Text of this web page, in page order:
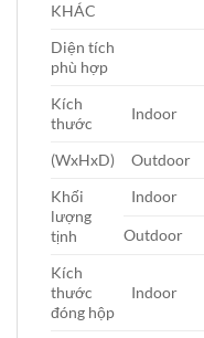
KHÁC
Diện tích
phù hợp
Kích
thước
Indoor
(WxHxD) Outdoor
Khối
lượng
tịnh
Indoor
Outdoor
Kích
thước
đóng hộp
Indoor